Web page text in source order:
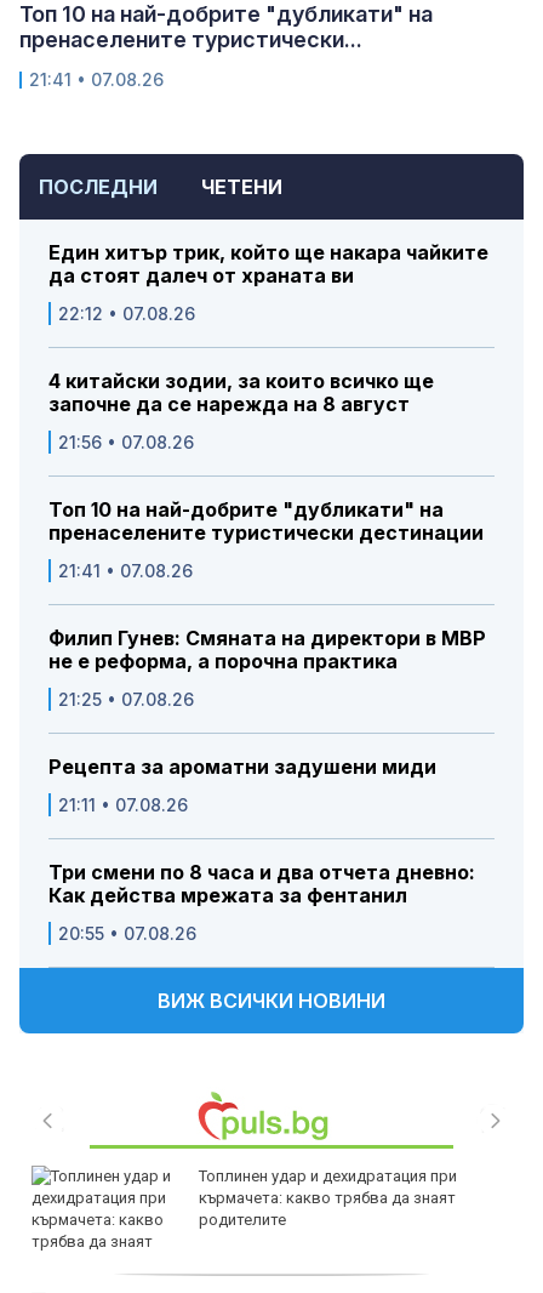
ПОСЛЕДНИ ЧЕТЕНИ
Един хитър трик, който ще накара чайките
да стоят далеч от храната ви
22:12 • 07.08.26
4 китайски зодии, за които всичко ще
започне да се нарежда на 8 август
21:56 • 07.08.26
Топ 10 на най-добрите "дубликати" на
пренаселените туристически дестинации
21:41 • 07.08.26
Филип Гунев: Смяната на директори в МВР
не е реформа, а порочна практика
21:25 • 07.08.26
Рецепта за ароматни задушени миди
21:11 • 07.08.26
Три смени по 8 часа и два отчета дневно:
Как действа мрежата за фентанил
20:55 • 07.08.26
ВИЖ ВСИЧКИ НОВИНИ
Топлинен удар и дехидратация при
кърмачета: какво трябва да знаят
родителите
Топ 10 на най-добрите "дубликати" на
пренаселените туристически...
21:41 • 07.08.26